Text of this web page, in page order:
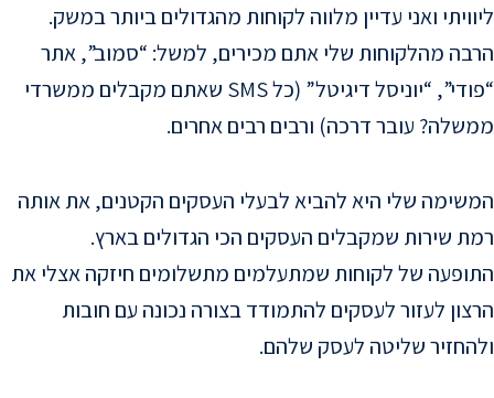
ואני עדיין מלווה לקוחות מהגדולים ביותר במשק.
מהלקוחות שלי אתם מכירים, למשל: “סמוב”, אתר
“פודי”, “יוניסל דיגיטל” (כל SMS שאתם מקבלים ממשרדי
עובר דרכה) ורבים רבים אחרים.
שלי היא להביא לבעלי העסקים הקטנים, את אותה
שירות שמקבלים העסקים הכי הגדולים בארץ.
של לקוחות שמתעלמים מתשלומים חיזקה אצלי את
לעזור לעסקים להתמודד בצורה נכונה עם חובות
שליטה לעסק שלהם.